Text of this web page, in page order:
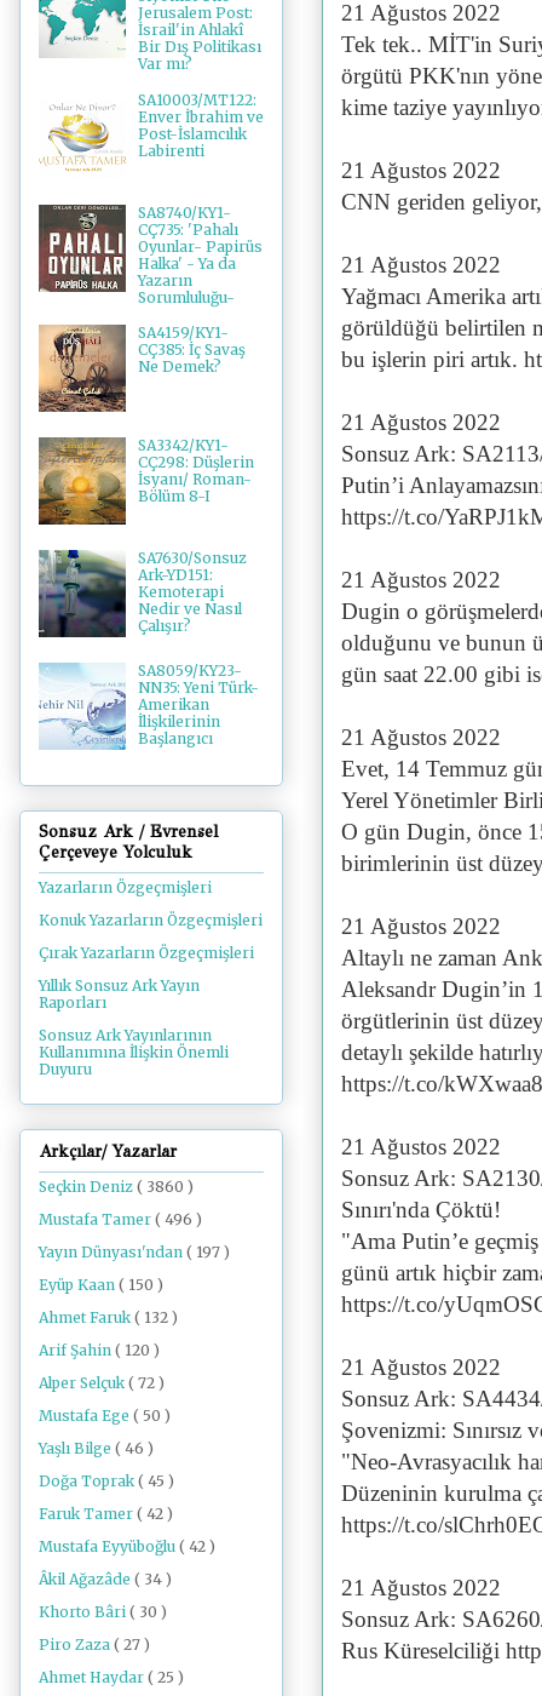
21 Ağustos 2022
Tek tek.. MİT'in
örgütü PKK'nın
kime taziye
21 Ağustos 2022
CNN geriden
21 Ağustos 2022
Yağmacı Amerika
görüldüğü belirtilen
bu işlerin piri artık.
21 Ağustos 2022
Sonsuz Ark:
Putin’i
https://t.co/
21 Ağustos 2022
Dugin o
olduğunu ve bunun
gün saat 22.00 gibi
21 Ağustos 2022
Evet, 14 Temmuz
Yerel Yönetimler
O gün Dugin, önce
birimlerinin üst
21 Ağustos 2022
Altaylı ne zaman
Aleksandr Dugin’in
örgütlerinin üst
detaylı şekilde
https://t.co/
21 Ağustos 2022
Sonsuz Ark:
Sınırı'nda Çöktü!
"Ama Putin’e
günü artık hiçbir
https://t.co/
21 Ağustos 2022
Sonsuz Ark:
Şovenizmi: Sınırsız
"Neo-Avrasyacılık
Düzeninin kurulma
https://t.co/
21 Ağustos 2022
Sonsuz Ark:
Rus Küreselciliği
Jerusalem Post:
İsrail'in Ahlakî
Bir Dış Politikası
Var mı?
SA10003/MT122:
Enver İbrahim ve
Post-İslamcılık
Labirenti
SA8740/KY1-
CÇ735: 'Pahalı
Oyunlar- Papirüs
Halka' - Ya da
Yazarın
Sorumluluğu-
SA4159/KY1-
CÇ385: İç Savaş
Ne Demek?
SA3342/KY1-
CÇ298: Düşlerin
İsyanı/ Roman-
Bölüm 8-I
SA7630/Sonsuz
Ark-YD151:
Kemoterapi
Nedir ve Nasıl
Çalışır?
SA8059/KY23-
NN35: Yeni Türk-
Amerikan
İlişkilerinin
Başlangıcı
Sonsuz Ark / Evrensel
Çerçeveye Yolculuk
Yazarların Özgeçmişleri
Konuk Yazarların Özgeçmişleri
Çırak Yazarların Özgeçmişleri
Yıllık Sonsuz Ark Yayın
Raporları
Sonsuz Ark Yayınlarının
Kullanımına İlişkin Önemli
Duyuru
Arkçılar/ Yazarlar
Seçkin Deniz ( 3860 )
Mustafa Tamer ( 496 )
Yayın Dünyası'ndan ( 197 )
Eyüp Kaan ( 150 )
Ahmet Faruk ( 132 )
Arif Şahin ( 120 )
Alper Selçuk ( 72 )
Mustafa Ege ( 50 )
Yaşlı Bilge ( 46 )
Doğa Toprak ( 45 )
Faruk Tamer ( 42 )
Mustafa Eyyüboğlu ( 42 )
Âkil Ağazâde ( 34 )
Khorto Bâri ( 30 )
Piro Zaza ( 27 )
Ahmet Haydar ( 25 )